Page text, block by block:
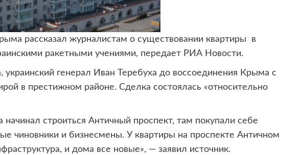
рассказал журналистам о существовании квартиры
в
ракетными учениями, передает РИА Новости.
украинский генерал Иван Теребуха до воссоединения Крыма с
в престижном районе. Сделка состоялась «относительно
строиться Античный проспект, там покупали себе
чиновники и бизнесмены. У квартиры на проспекте Античном
и дома все новые», — заявил источник.